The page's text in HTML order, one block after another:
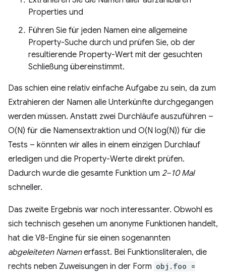
Properties und
Führen Sie für jeden Namen eine allgemeine
Property-Suche durch und prüfen Sie, ob der
resultierende Property-Wert mit der gesuchten
Schließung übereinstimmt.
Das schien eine relativ einfache Aufgabe zu sein, da zum
Extrahieren der Namen alle Unterkünfte durchgegangen
werden müssen. Anstatt zwei Durchläufe auszuführen –
O(N) für die Namensextraktion und O(N log(N)) für die
Tests – könnten wir alles in einem einzigen Durchlauf
erledigen und die Property-Werte direkt prüfen.
Dadurch wurde die gesamte Funktion um 2–10 Mal
schneller.
Das zweite Ergebnis war noch interessanter. Obwohl es
sich technisch gesehen um anonyme Funktionen handelt,
hat die V8-Engine für sie einen sogenannten
abgeleiteten Namenerfasst. Bei Funktionsliteralen, die
rechts neben Zuweisungen in der Form obj.foo =